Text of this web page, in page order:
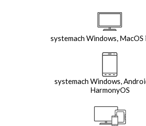
systemach Windows, MacOS
systemach Windows,
HarmonyOS